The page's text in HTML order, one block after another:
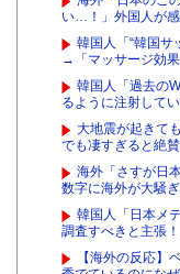
い…！」外国人が
韓国人「“韓国サ
→「マッサージ効
韓国人「過去の
るように注射して
大地震が起きて
でも凄すぎると絶賛
海外「さすが日
数字に海外が大騒ぎ
韓国人「日本メ
調査すべきと主張
【海外の反応】